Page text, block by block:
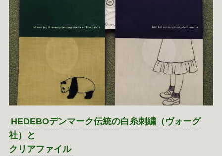
HEDEBOデンマーク伝統の白糸刺繍（ヴォーグ
社）と
クリアファイル